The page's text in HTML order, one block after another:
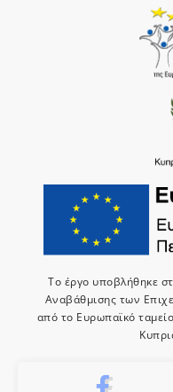
Το έργο υποβλήθηκε
Αναβάθμισης των
από το Ευρωπαϊκό